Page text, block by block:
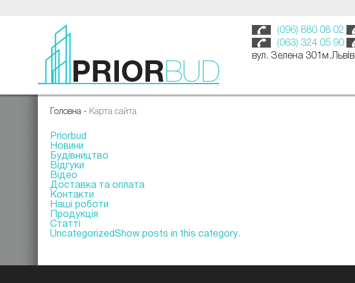
(096) 880 08 02
(063) 324 05 90
вул. Зелена 301м.Львів
Головна - Карта сайта
Priorbud
Новини
Будівництво
Відгуки
Відео
Доставка та оплата
Контакти
Наші роботи
Продукція
Статті
UncategorizedShow posts in this category.